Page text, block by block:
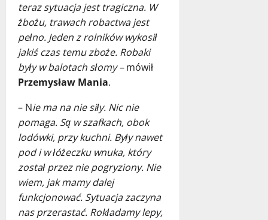
teraz sytuacja jest tragiczna. W
żbożu, trawach robactwa jest
pełno. Jeden z rolników wykosił
jakiś czas temu zboże. Robaki
były w balotach słomy –mówił
Przemysław Mania.
– Nie ma na nie siły. Nic nie
pomaga. Są w szafkach, obok
lodówki, przy kuchni. Były nawet
pod i w łóżeczku wnuka, który
został przez nie pogryziony. Nie
wiem, jak mamy dalej
funkcjonować. Sytuacja zaczyna
nas przerastać. Rokładamy lepy,